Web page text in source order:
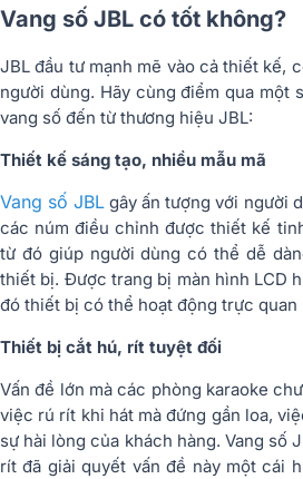
Vang số JBL có tốt không?
JBL đầu tư mạnh mẽ vào cả thiết kế,
người dùng. Hãy cùng điểm qua một
vang số đến từ thương hiệu JBL:
Thiết kế sáng tạo, nhiều mẫu mã
Vang số JBL gây ấn tượng với người
các núm điều chỉnh được thiết kế
từ đó giúp người dùng có thể dễ
thiết bị. Được trang bị màn hình LCD
đó thiết bị có thể hoạt động trực quan
Thiết bị cắt hú, rít tuyệt đối
Vấn đề lớn mà các phòng karaoke
việc rú rít khi hát mà đứng gần loa,
sự hài lòng của khách hàng. Vang số
rít đã giải quyết vấn đề này một cái